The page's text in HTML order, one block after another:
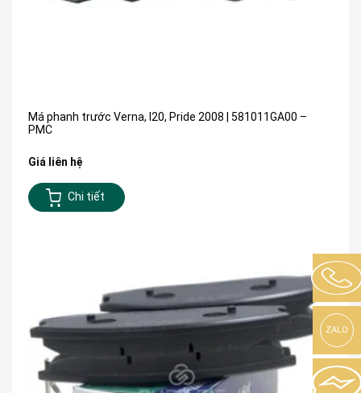
Má phanh trước Verna, I20, Pride 2008 | 581011GA00 –
PMC
Giá liên hệ
Chi tiết
ZALO